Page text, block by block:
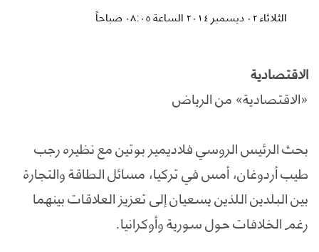
الثلاثاء ٠٢ ديسمبر ٢٠١٤ الساعة ٠٨:٠٥ صباحاً
الاقتصادية
«الاقتصادية» من الرياض
بحث الرئيس الروسي فلاديمير بوتين مع نظيره رجب
طيب أردوغان، أمس في تركيا، مسائل الطاقة والتجارة
بين البلدين اللذين يسعيان إلى تعزيز العلاقات بينهما
رغم الخلافات حول سورية وأوكرانيا.